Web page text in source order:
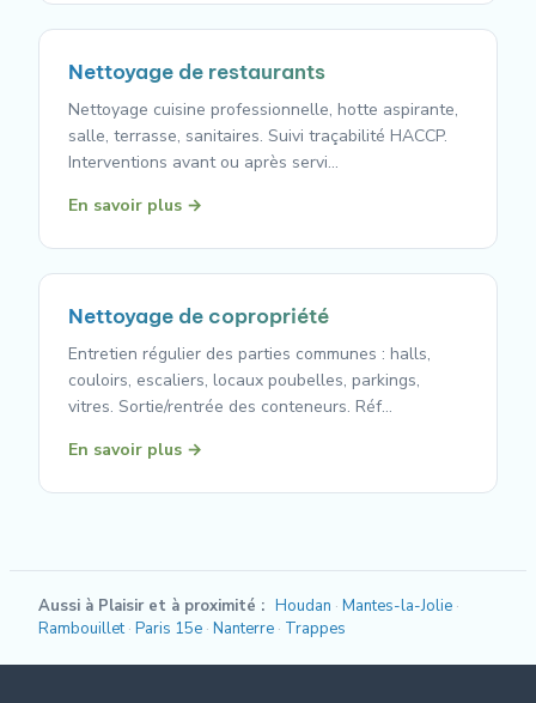
Nettoyage de restaurants
Nettoyage cuisine professionnelle, hotte aspirante,
salle, terrasse, sanitaires. Suivi traçabilité HACCP.
Interventions avant ou après servi…
En savoir plus →
Nettoyage de copropriété
Entretien régulier des parties communes : halls,
couloirs, escaliers, locaux poubelles, parkings,
vitres. Sortie/rentrée des conteneurs. Réf…
En savoir plus →
Aussi à Plaisir et à proximité : Houdan Mantes-la-Jolie
Rambouillet Paris 15e Nanterre Trappes